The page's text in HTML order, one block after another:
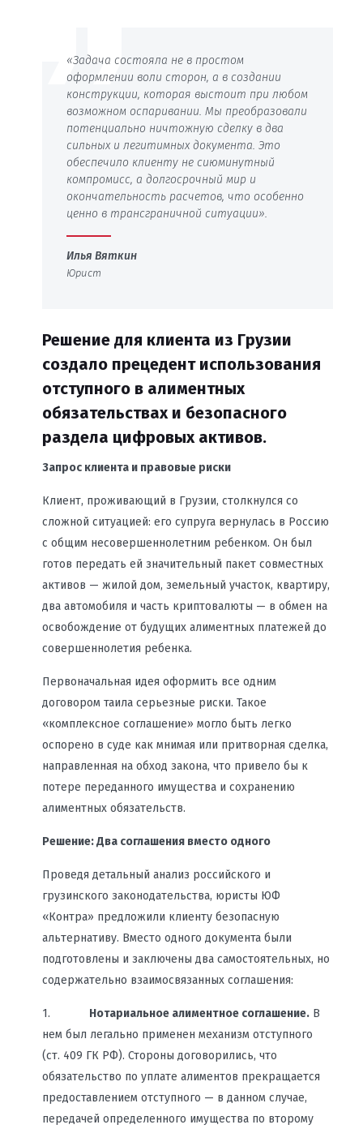
Решение для клиента из Грузии
создало прецедент использования
отступного в алиментных
обязательствах и безопасного
раздела цифровых активов.
«Задача состояла не в простом
оформлении воли сторон, а в создании
конструкции, которая выстоит при любом
возможном оспаривании. Мы преобразовали
потенциально ничтожную сделку в два
сильных и легитимных документа. Это
обеспечило клиенту не сиюминутный
компромисс, а долгосрочный мир и
окончательность расчетов, что особенно
ценно в трансграничной ситуации».
Илья Вяткин
Юрист
Запрос клиента и правовые риски
Клиент, проживающий в Грузии, столкнулся со
сложной ситуацией: его супруга вернулась в Россию
с общим несовершеннолетним ребенком. Он был
готов передать ей значительный пакет совместных
активов — жилой дом, земельный участок, квартиру,
два автомобиля и часть криптовалюты — в обмен на
освобождение от будущих алиментных платежей до
совершеннолетия ребенка.
Первоначальная идея оформить все одним
договором таила серьезные риски. Такое
«комплексное соглашение» могло быть легко
оспорено в суде как мнимая или притворная сделка,
направленная на обход закона, что привело бы к
потере переданного имущества и сохранению
алиментных обязательств.
Решение: Два соглашения вместо одного
Проведя детальный анализ российского и
грузинского законодательства, юристы ЮФ
«Контра» предложили клиенту безопасную
альтернативу. Вместо одного документа были
подготовлены и заключены два самостоятельных, но
содержательно взаимосвязанных соглашения:
1. Нотариальное алиментное соглашение.В
нем был легально применен механизм отступного
(ст. 409 ГК РФ). Стороны договорились, что
обязательство по уплате алиментов прекращается
предоставлением отступного — в данном случае,
передачей определенного имущества по второму